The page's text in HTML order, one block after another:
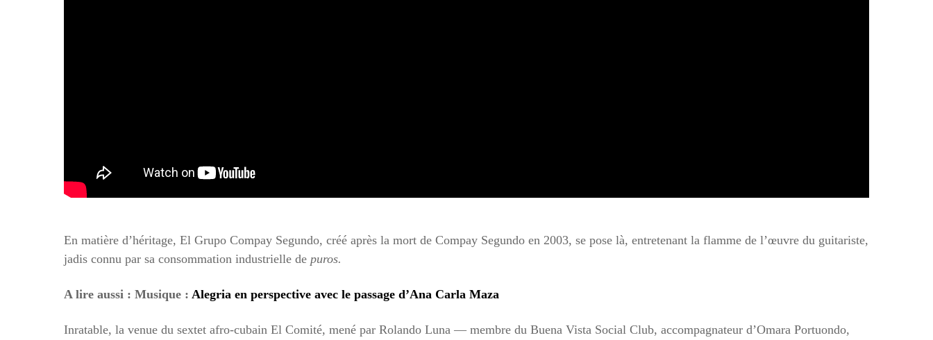
En matière d’héritage, El Grupo Compay Segundo, créé après la mort de Compay Segundo en 2003, se pose là, entretenant la flamme de l’œuvre du guitariste,
jadis connu par sa consommation industrielle de puros.
A lire aussi : Musique : Alegria en perspective avec le passage d’Ana Carla Maza
Inratable, la venue du sextet afro-cubain El Comité, mené par Rolando Luna — membre du Buena Vista Social Club, accompagnateur d’Omara Portuondo,